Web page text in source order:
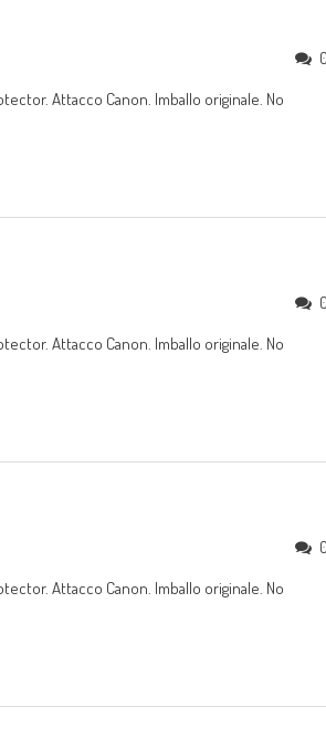
Attacco Canon. Imballo originale. No
Attacco Canon. Imballo originale. No
Attacco Canon. Imballo originale. No